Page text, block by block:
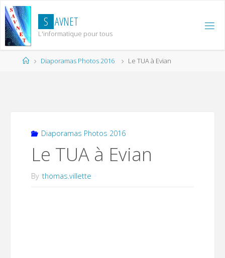
Skip
to
content
S AVNET
L'informatique pour tous
HomeDiaporamas Photos 2016 Le TUA à Evian
Diaporamas Photos 2016
Le TUA à Evian
By thomas.villette